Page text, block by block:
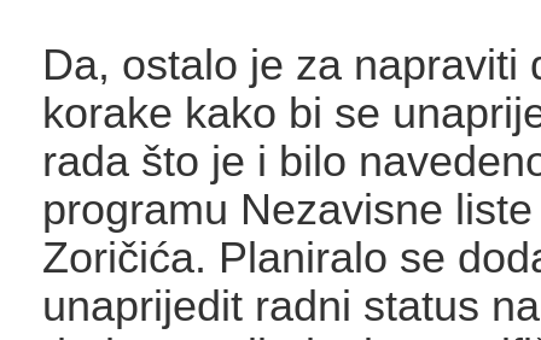
Da, ostalo je za napraviti
korake kako bi se
rada što je i bilo
programu Nezavisne
Zoričića. Planiralo se
unaprijedit radni status